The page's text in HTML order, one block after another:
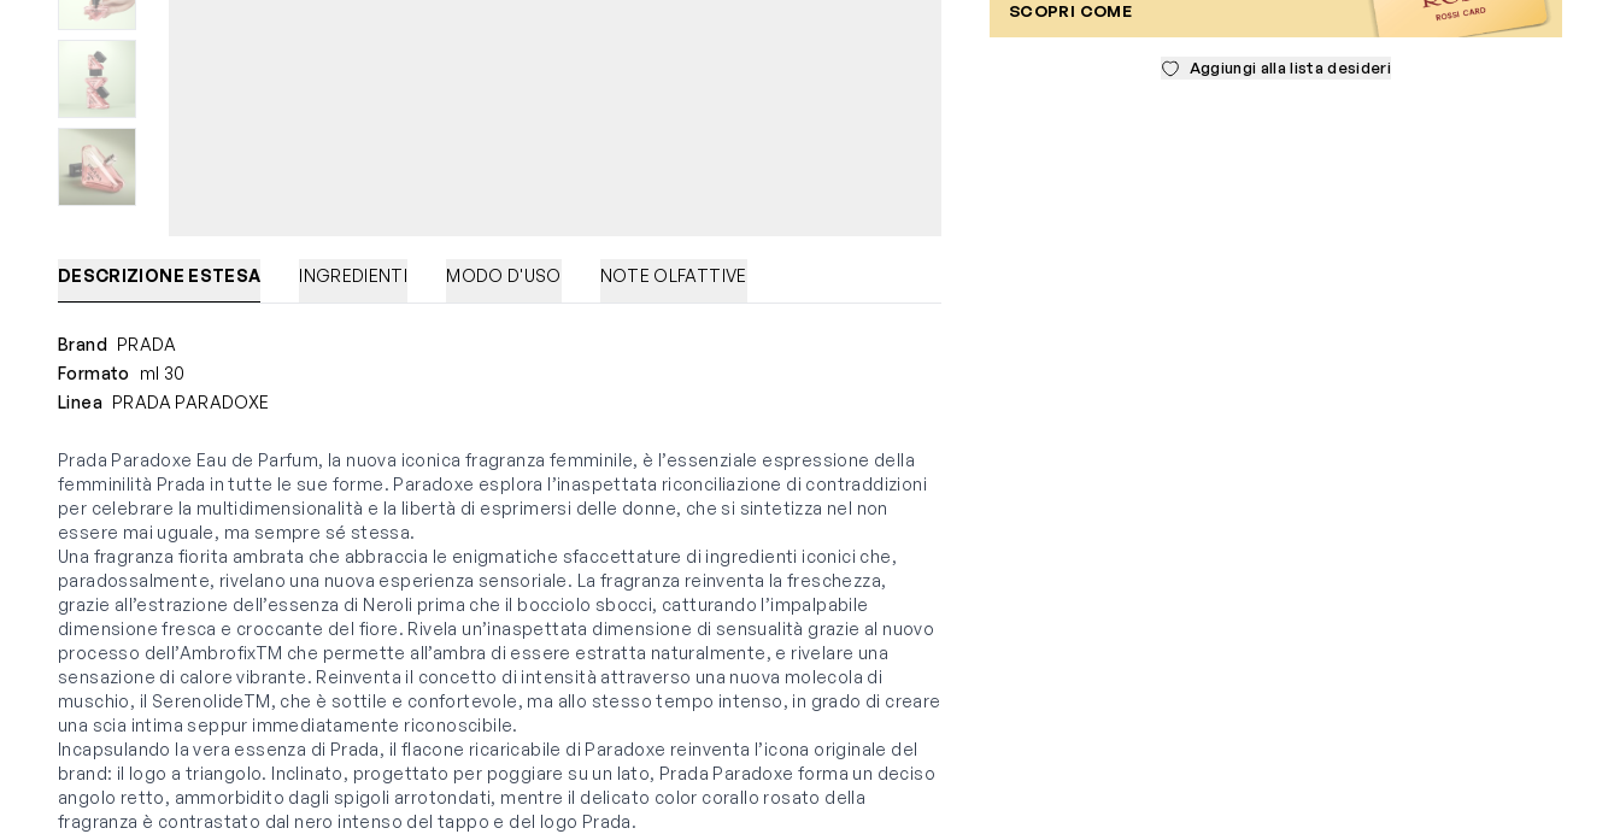
SCOPRI COME
Aggiungi alla lista desideri
View larger image
View larger image
DESCRIZIONE ESTESA INGREDIENTI MODO D'USO NOTE OLFATTIVE
Brand PRADA
Formato
ml 30
Linea PRADA PARADOXE
Prada Paradoxe Eau de Parfum, la nuova iconica fragranza femminile, è l’essenziale espressione della
femminilità Prada in tutte le sue forme. Paradoxe esplora l’inaspettata riconciliazione di contraddizioni
per celebrare la multidimensionalità e la libertà di esprimersi delle donne, che si sintetizza nel non
essere mai uguale, ma sempre sé stessa.
Una fragranza fiorita ambrata che abbraccia le enigmatiche sfaccettature di ingredienti iconici che,
paradossalmente, rivelano una nuova esperienza sensoriale. La fragranza reinventa la freschezza,
grazie all’estrazione dell’essenza di Neroli prima che il bocciolo sbocci, catturando l’impalpabile
dimensione fresca e croccante del fiore. Rivela un’inaspettata dimensione di sensualità grazie al nuovo
processo dell’AmbrofixTM che permette all’ambra di essere estratta naturalmente, e rivelare una
sensazione di calore vibrante. Reinventa il concetto di intensità attraverso una nuova molecola di
muschio, il SerenolideTM, che è sottile e confortevole, ma allo stesso tempo intenso, in grado di creare
una scia intima seppur immediatamente riconoscibile.
Incapsulando la vera essenza di Prada, il flacone ricaricabile di Paradoxe reinventa l’icona originale del
brand: il logo a triangolo. Inclinato, progettato per poggiare su un lato, Prada Paradoxe forma un deciso
angolo retto, ammorbidito dagli spigoli arrotondati, mentre il delicato color corallo rosato della
fragranza è contrastato dal nero intenso del tappo e del logo Prada.